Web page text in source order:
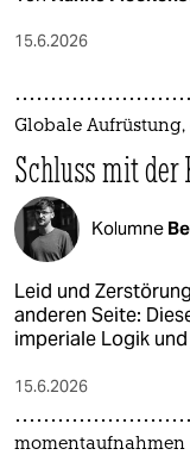
15.6.2026
Globale
Schluss mit der
Kolumne
Leid und
anderen Seite:
imperiale Logik
15.6.2026
momentaufnahmen